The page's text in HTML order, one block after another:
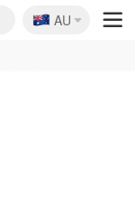
🇦🇺
AU